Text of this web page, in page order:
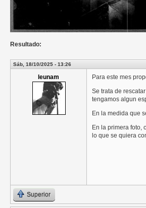
Resultado:
Sáb, 18/10/2025 - 13:26
leunam
Para este mes
Se trata de
tengamos algun
En la medida que
En la primera foto,
lo que se quiera
Superior